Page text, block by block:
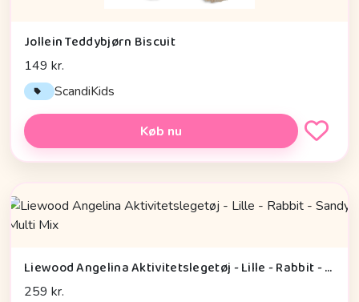
Jollein Teddybjørn Biscuit
149 kr.
ScandiKids
Køb nu
Liewood Angelina Aktivitetslegetøj - Lille - Rabbit - Sandy Multi Mix
259 kr.